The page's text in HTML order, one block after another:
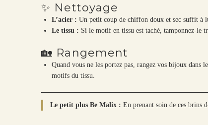
✨ Nettoyage
L’acier : Un petit coup de chiffon doux et sec suffit à
Le tissu : Si le motif en tissu est taché, tamponnez-le
🏡 Rangement
Quand vous ne les portez pas, rangez vos bijoux
motifs du tissu.
Le petit plus Be Malix : En prenant soin de ces brins